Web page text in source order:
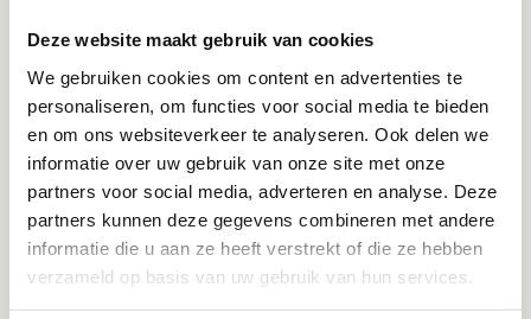
Deze website maakt gebruik van cookies
We gebruiken cookies om content en advertenties te
personaliseren, om functies voor social media te bieden
en om ons websiteverkeer te analyseren. Ook delen we
informatie over uw gebruik van onze site met onze
partners voor social media, adverteren en analyse. Deze
partners kunnen deze gegevens combineren met andere
informatie die u aan ze heeft verstrekt of die ze hebben
verzameld op basis van uw gebruik van hun services.